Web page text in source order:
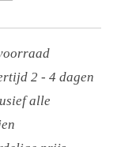
2 - 4 dagen
alle